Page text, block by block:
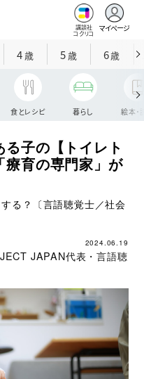
講談社
コクリコ
マイページ
4歳 5歳 6歳
食とレシピ 暮らし 絵本・
子の【トイレト
療育の専門家」が
る？〔言語聴覚士／社会
2024.06.19
JAPAN代表・言語聴